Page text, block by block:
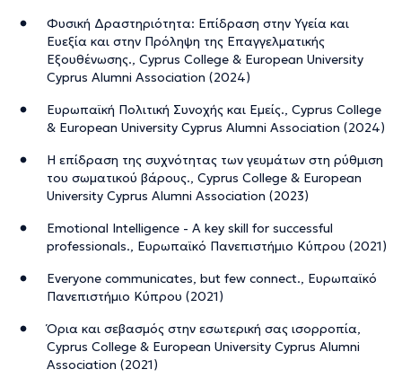
Φυσική Δραστηριότητα: Επίδραση στην Υγεία και
Ευεξία και στην Πρόληψη της Επαγγελματικής
Εξουθένωσης., Cyprus College & European University
Cyprus Alumni Association (2024)
Ευρωπαϊκή Πολιτική Συνοχής και Εμείς., Cyprus College
& European University Cyprus Alumni Association (2024)
Η επίδραση της συχνότητας των γευμάτων στη ρύθμιση
του σωματικού βάρους., Cyprus College & European
University Cyprus Alumni Association (2023)
Emotional Intelligence - A key skill for successful
professionals., Ευρωπαϊκό Πανεπιστήμιο Κύπρου (2021)
Everyone communicates, but few connect., Ευρωπαϊκό
Πανεπιστήμιο Κύπρου (2021)
Όρια και σεβασμός στην εσωτερική σας ισορροπία,
Cyprus College & European University Cyprus Alumni
Association (2021)